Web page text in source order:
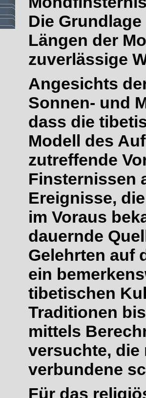
Die
Längen der
zuverlässige
Angesichts
Sonnen- und
dass die
Modell des
zutreffende
Finsternissen
Ereignisse,
im Voraus
dauernde
Gelehrten auf
ein
tibetischen
Traditionen
mittels
versuchte, die
verbundene
Für das